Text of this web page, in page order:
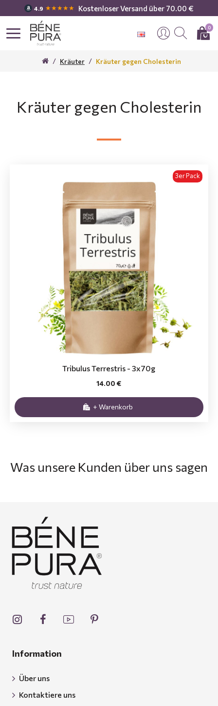
4.9 ★★★★★ Kostenloser Versand über 70.00 €
0
Kräuter Kräuter gegen Cholesterin
Kräuter gegen Cholesterin
3er Pack
Tribulus Terrestris - 3x70g
14.00 €
+ Warenkorb
Was unsere Kunden über uns sagen
Information
Über uns
Kontaktiere uns